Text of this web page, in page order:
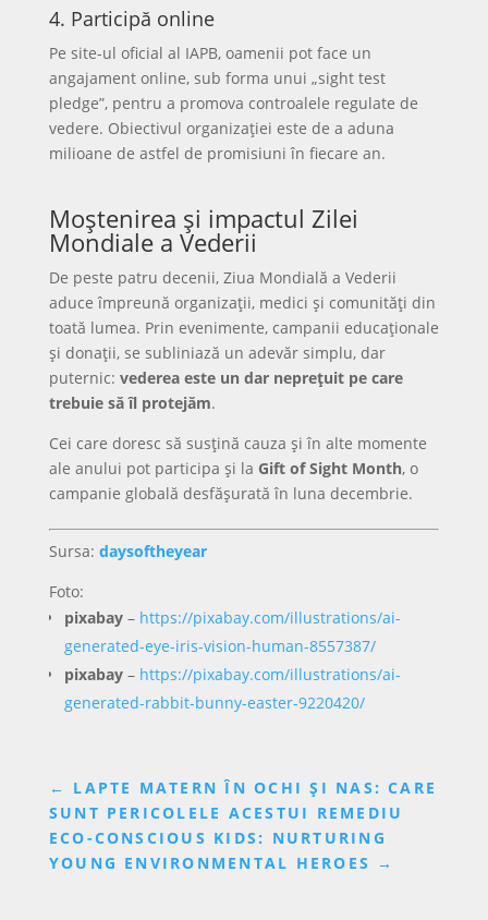
4. Participă online
Pe site-ul oficial al IAPB, oamenii pot face un
angajament online, sub forma unui „sight test
pledge”, pentru a promova controalele regulate de
vedere. Obiectivul organizației este de a aduna
milioane de astfel de promisiuni în fiecare an.
Moștenirea și impactul Zilei
Mondiale a Vederii
De peste patru decenii, Ziua Mondială a Vederii
aduce împreună organizații, medici și comunități din
toată lumea. Prin evenimente, campanii educaționale
și donații, se subliniază un adevăr simplu, dar
puternic: vederea este un dar neprețuit pe care
trebuie să îl protejăm.
Cei care doresc să susțină cauza și în alte momente
ale anului pot participa și la Gift of Sight Month, o
campanie globală desfășurată în luna decembrie.
Sursa: daysoftheyear
Foto:
pixabay– https://pixabay.com/illustrations/ai-
generated-eye-iris-vision-human-8557387/
pixabay– https://pixabay.com/illustrations/ai-
generated-rabbit-bunny-easter-9220420/
← LAPTE MATERN ÎN OCHI ȘI NAS: CARE
SUNT PERICOLELE ACESTUI REMEDIU
ECO-CONSCIOUS KIDS: NURTURING
YOUNG ENVIRONMENTAL HEROES →